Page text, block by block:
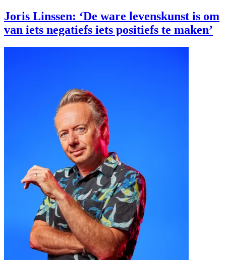
Joris Linssen: ‘De ware levenskunst is om
van iets negatiefs iets positiefs te maken’